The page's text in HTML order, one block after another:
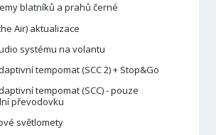
blatníků a prahů černé
Air) aktualizace
systému na volantu
tempomat (SCC 2) + Stop&Go
tempomat (SCC) - pouze
převodovku
světlomety